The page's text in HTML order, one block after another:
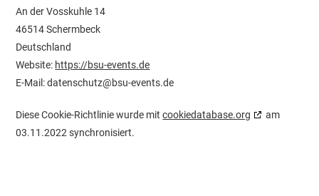
An der Vosskuhle 14
46514 Schermbeck
Deutschland
Website: https://bsu-events.de
E-Mail:datenschutz@bsu-events.de
Diese Cookie-Richtlinie wurde mitcookiedatabase.org
am
03.11.2022 synchronisiert.